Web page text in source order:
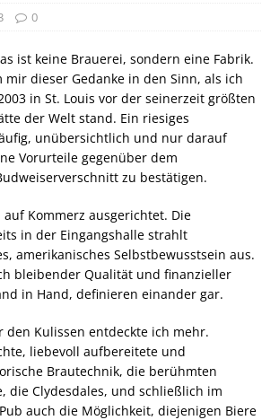
0
ist keine Brauerei, sondern eine Fabrik.
mir dieser Gedanke in den Sinn, als ich
in St. Louis vor der seinerzeit größten
der Welt stand. Ein riesiges
unübersichtlich und nur darauf
Vorurteile gegenüber dem
zu bestätigen.
Kommerz ausgerichtet. Die
in der Eingangshalle strahlt
amerikanisches Selbstbewusstsein aus.
bleibender Qualität und finanzieller
in Hand, definieren einander gar.
den Kulissen entdeckte ich mehr.
liebevoll aufbereitete und
Brautechnik, die berühmten
die Clydesdales, und schließlich im
auch die Möglichkeit, diejenigen Biere